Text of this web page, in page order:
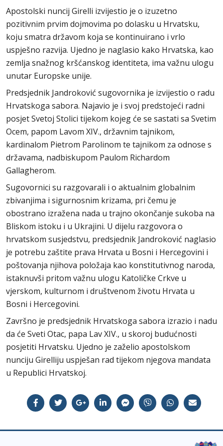
Apostolski nuncij Girelli izvijestio je o izuzetno
pozitivnim prvim dojmovima po dolasku u Hrvatsku,
koju smatra državom koja se kontinuirano i vrlo
uspješno razvija. Ujedno je naglasio kako Hrvatska, kao
zemlja snažnog kršćanskog identiteta, ima važnu ulogu
unutar Europske unije.
Predsjednik Jandroković sugovornika je izvijestio o radu
Hrvatskoga sabora. Najavio je i svoj predstojeći radni
posjet Svetoj Stolici tijekom kojeg će se sastati sa Svetim
Ocem, papom Lavom XIV., državnim tajnikom,
kardinalom Pietrom Parolinom te tajnikom za odnose s
državama, nadbiskupom Paulom Richardom
Gallagherom.
Sugovornici su razgovarali i o aktualnim globalnim
zbivanjima i sigurnosnim krizama, pri čemu je
obostrano izražena nada u trajno okončanje sukoba na
Bliskom istoku i u Ukrajini. U dijelu razgovora o
hrvatskom susjedstvu, predsjednik Jandroković naglasio
je potrebu zaštite prava Hrvata u Bosni i Hercegovini i
poštovanja njihova položaja kao konstitutivnog naroda,
istaknuvši pritom važnu ulogu Katoličke Crkve u
vjerskom, kulturnom i društvenom životu Hrvata u
Bosni i Hercegovini.
Završno je predsjednik Hrvatskoga sabora izrazio i nadu
da će Sveti Otac, papa Lav XIV., u skoroj budućnosti
posjetiti Hrvatsku. Ujedno je zaželio apostolskom
nunciju Girelliju uspješan rad tijekom njegova mandata
u Republici Hrvatskoj.